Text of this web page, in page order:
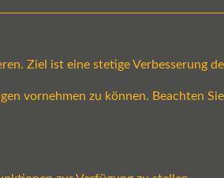
Ziel ist eine stetige Verbesserung
vornehmen zu können. Beachten